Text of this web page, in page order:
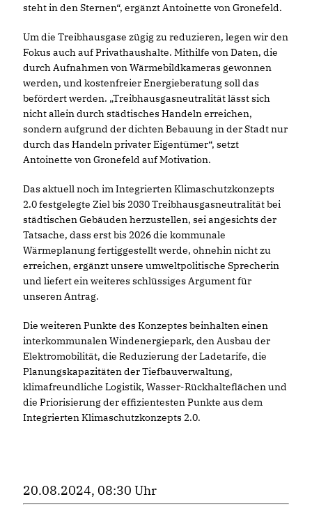
steht in den Sternen“, ergänzt Antoinette von Gronefeld.
Um die Treibhausgase zügig zu reduzieren, legen wir den
Fokus auch auf Privathaushalte. Mithilfe von Daten, die
durch Aufnahmen von Wärmebildkameras gewonnen
werden, und kostenfreier Energieberatung soll das
befördert werden. „Treibhausgasneutralität lässt sich
nicht allein durch städtisches Handeln erreichen,
sondern aufgrund der dichten Bebauung in der Stadt nur
durch das Handeln privater Eigentümer“, setzt
Antoinette von Gronefeld auf Motivation.
Das aktuell noch im Integrierten Klimaschutzkonzepts
2.0 festgelegte Ziel bis 2030 Treibhausgasneutralität bei
städtischen Gebäuden herzustellen, sei angesichts der
Tatsache, dass erst bis 2026 die kommunale
Wärmeplanung fertiggestellt werde, ohnehin nicht zu
erreichen, ergänzt unsere umweltpolitische Sprecherin
und liefert ein weiteres schlüssiges Argument für
unseren Antrag.
Die weiteren Punkte des Konzeptes beinhalten einen
interkommunalen Windenergiepark, den Ausbau der
Elektromobilität, die Reduzierung der Ladetarife, die
Planungskapazitäten der Tiefbauverwaltung,
klimafreundliche Logistik, Wasser-Rückhalteflächen und
die Priorisierung der effizientesten Punkte aus dem
Integrierten Klimaschutzkonzepts 2.0.
20.08.2024, 08:30 Uhr